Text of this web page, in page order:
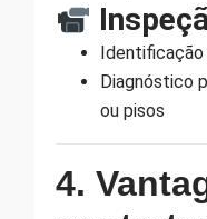
Diagnóstico
ou pisos
4.